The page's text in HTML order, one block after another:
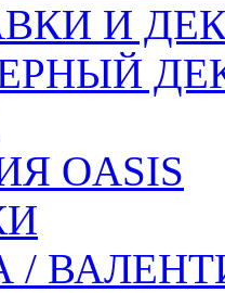
И
OASIS
/